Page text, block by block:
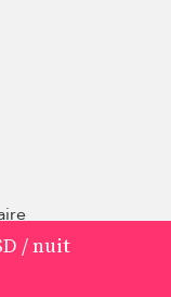
/ nuit